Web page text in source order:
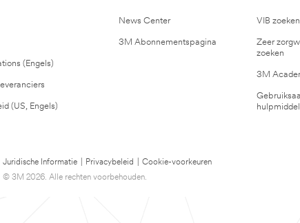
(Engels)
(US, Engels)
News Center
3M Abonnementspagina
VIB zoeken
Zeer
zoeken
3M
Juridische Informatie Privacybeleid
Cookie-voorkeuren
© 3M 2026. Alle rechten voorbehouden.